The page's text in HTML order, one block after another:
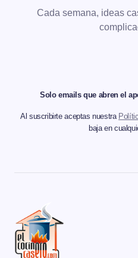
Cada semana, ideas
Solo emails que abren el
Al suscribirte aceptas nuestra
baja en